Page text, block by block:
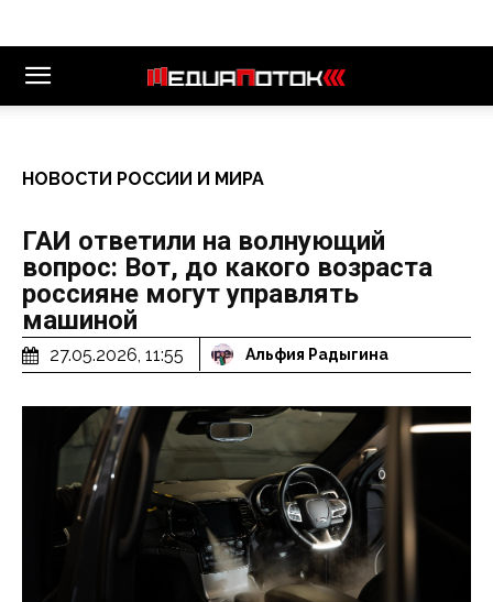
НОВОСТИ РОССИИ И МИРА
ГАИ ответили на волнующий
вопрос: Вот, до какого возраста
россияне могут управлять
машиной
27.05.2026, 11:55 Альфия Радыгина